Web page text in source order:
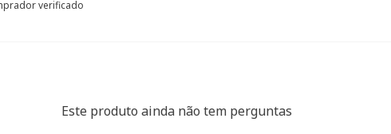
verificado
Este produto ainda não tem perguntas